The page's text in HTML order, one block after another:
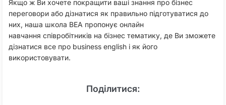
Якщо ж Ви хочете покращити ваші знання про бізнес
переговори або дізнатися як правильно підготуватися до
них, наша школа BEA пропонує онлайн
навчання співробітників на бізнес тематику, де Ви зможете
дізнатися все про business english і як його
використовувати.
Поділитися: